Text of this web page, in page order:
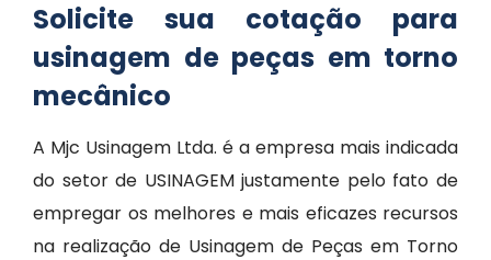
Solicite sua cotação para
usinagem de peças em torno
mecânico
A Mjc Usinagem Ltda. é a empresa mais indicada
do setor de USINAGEM justamente pelo fato de
empregar os melhores e mais eficazes recursos
na realização de Usinagem de Peças em Torno